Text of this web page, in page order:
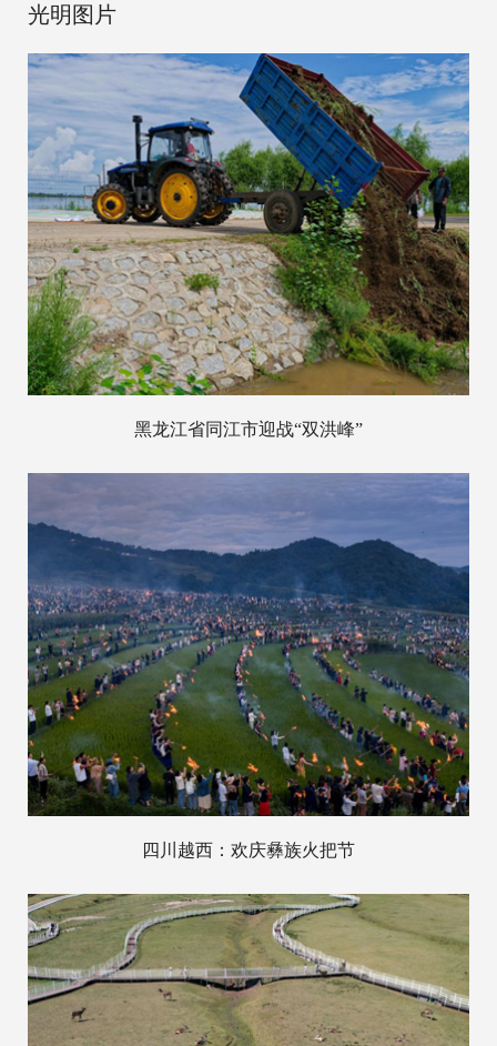
光明图片
黑龙江省同江市迎战“双洪峰”
四川越西：欢庆彝族火把节